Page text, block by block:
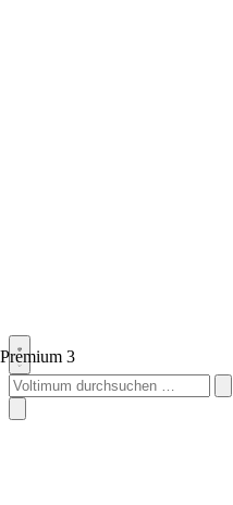
Premium 3